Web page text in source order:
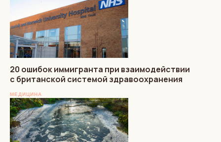
20 ошибок иммигранта при взаимодействии
с британской системой здравоохранения
МЕДИЦИНА